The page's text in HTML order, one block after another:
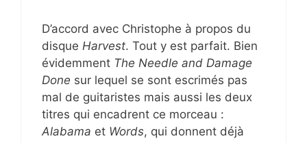
D’accord avec Christophe à propos du
disque Harvest. Tout y est parfait. Bien
évidemment The Needle and Damage
Done sur lequel se sont escrimés pas
mal de guitaristes mais aussi les deux
titres qui encadrent ce morceau :
Alabama et Words, qui donnent déjà